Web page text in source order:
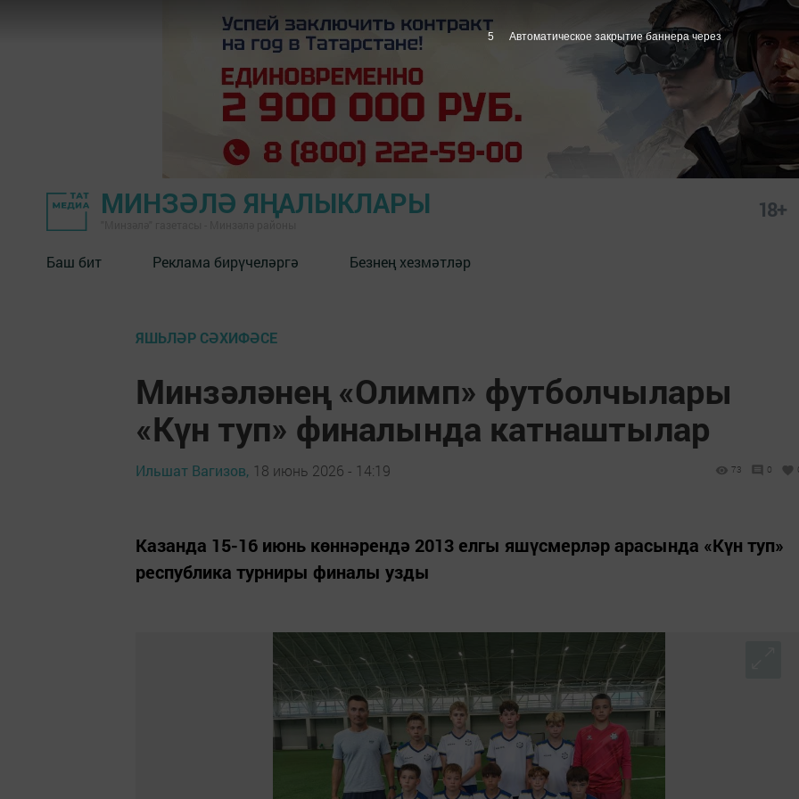
МИНЗӘЛӘ ЯҢАЛЫКЛАРЫ 18+
Баш бит Реклама бирүчеләргә Безнең хезмәтләр
ЯШЬЛӘР СӘХИФӘСЕ
Минзәләнең «Олимп» футболчылары
«Күн туп» финалында катнаштылар
Ильшат Вагизов, 18 июнь 2026 - 14:19 73 0
Казанда 15-16 июнь көннәрендә 2013 елгы яшүсмерләр арасында «Күн туп»
республика турниры финалы узды
4 Автоматическое закрытие баннера через